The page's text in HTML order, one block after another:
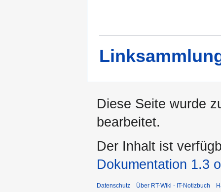
Diese Seite wurde
bearbeitet.
Der Inhalt ist
Dokumentation 1.3
Datenschutz Über RT-Wiki - IT-Notizbuch